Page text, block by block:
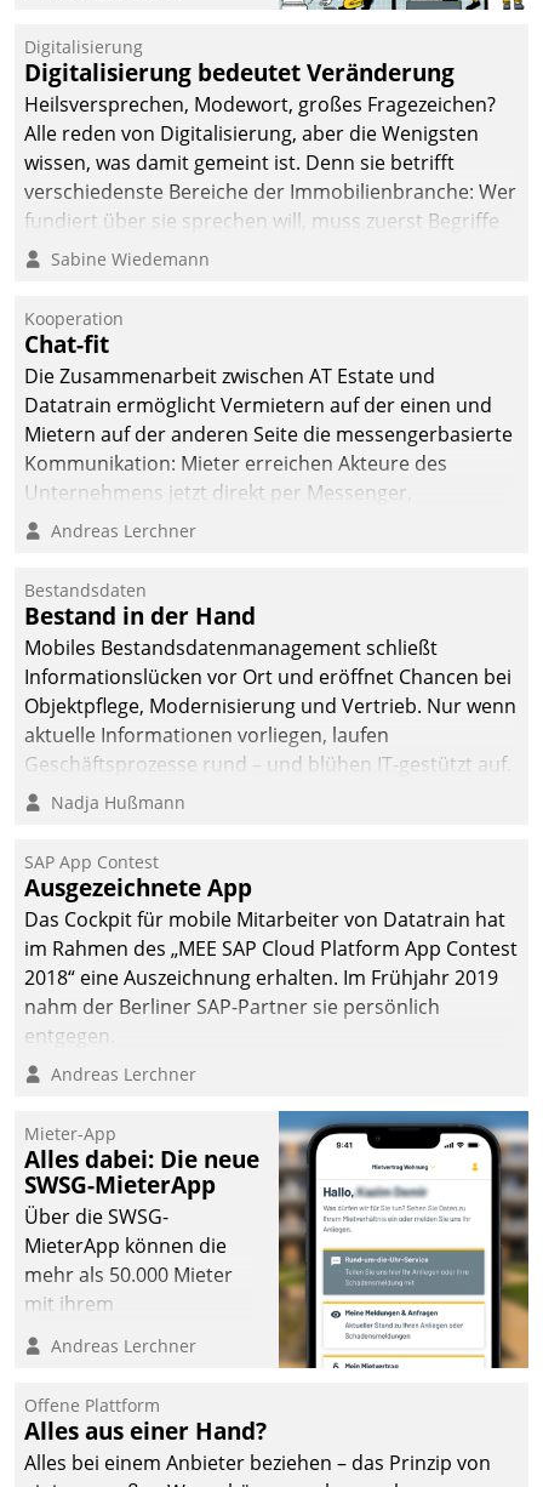
Jahresbeginn eine
Überblick, Einsicht und
Eingriff bietende Lösung.
Zur Entwicklung setzte
man auf
Cloudtechnologie,
bewährte und Startup-
agile Projektmethoden.
Digitalisierung
Digitalisierung bedeutet Veränderung
Heilsversprechen, Modewort, großes Fragezeichen?
Alle reden von Digitalisierung, aber die Wenigsten
wissen, was damit gemeint ist. Denn sie betrifft
verschiedenste Bereiche der Immobilienbranche: Wer
fundiert über sie sprechen will, muss zuerst Begriffe
klären. Ein Aspekt ist die betriebliche Optimierung:
Einsparungen durch optimierte und automatisierte
Prozesse. Doch man darf nicht zu viel erwarten: Allein
mit der Einführung einer neuen Software ist es nicht
getan. Die Digitalisierung erfordert von Unternehmen
die Bereitschaft, sich zu überprüfen, zu hinterfragen
und zu verändern.
Sabine Wiedemann
Kooperation
Chat-fit
Die Zusammenarbeit zwischen AT Estate und
Datatrain ermöglicht Vermietern auf der einen und
Mietern auf der anderen Seite die messengerbasierte
Kommunikation: Mieter erreichen Akteure des
Unternehmens jetzt direkt per Messenger,
Mitarbeiter oder Dienstleister empfangen oder
Andreas Lerchner
Bestandsdaten
Bestand in der Hand
Mobiles Bestandsdatenmanagement schließt
Informationslücken vor Ort und eröffnet Chancen bei
Objektpflege, Modernisierung und Vertrieb. Nur wenn
aktuelle Informationen vorliegen, laufen
Geschäftsprozesse rund – und blühen IT-gestützt auf.
Nadja Hußmann
SAP App Contest
Ausgezeichnete App
Das Cockpit für mobile Mitarbeiter von Datatrain hat
im Rahmen des „MEE SAP Cloud Platform App Contest
2018“ eine Auszeichnung erhalten. Im Frühjahr 2019
nahm der Berliner SAP-Partner sie persönlich
entgegen.
Andreas Lerchner
Mieter-App
Alles dabei: Die neue
SWSG-MieterApp
Über die SWSG-
MieterApp können die
mehr als 50.000 Mieter
mit ihrem
Wohnungsunternehmen
kommunizieren, auf dem
einsehen und ändern
oder
Schadensmeldungen
Andreas Lerchner
Offene Plattform
Alles aus einer Hand?
Alles bei einem Anbieter beziehen – das Prinzip von